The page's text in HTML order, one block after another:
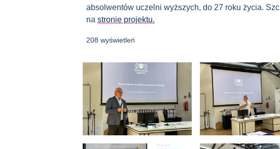
absolwentów uczelni wyższych, do 27 roku życia.
na stronie projektu.
208 wyświetleń